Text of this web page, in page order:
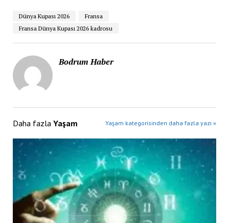
Dünya Kupası 2026
Fransa
Fransa Dünya Kupası 2026 kadrosu
Bodrum Haber
Daha fazla Yaşam Yaşam kategorisinden daha fazla yazı »